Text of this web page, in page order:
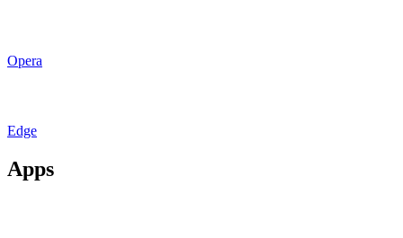
Opera
Edge
Apps